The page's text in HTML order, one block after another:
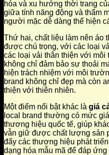
hóa và xu hướng thời trang
giữa tính năng động và thẩm
người mặc dễ dàng thể hiện
Thứ hai, chất liệu làm nên áo
được chú trọng, với các loại
các loại vải thân thiện với
không chỉ đảm bảo sự thoải
hiện trách nhiệm với môi
brand không chỉ đẹp mà còn
thiện với thiên nhiên.
Một điểm nổi bật khác là giá
local brand thường có mức
thương hiệu quốc tế, giúp
vẫn giữ được chất lượng sản
đẩy các thương hiệu phát
dạng hóa mẫu mã để đáp